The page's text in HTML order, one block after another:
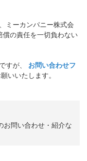
ミーカンパニー株式会
償の責任を一切負わない
すが、
お問い合わせフ
いいたします。
お問い合わせ・紹介な